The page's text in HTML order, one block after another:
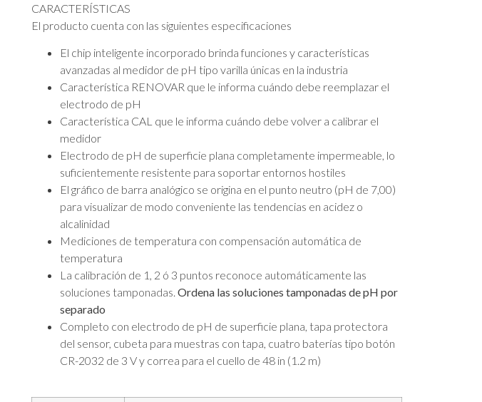
CARACTERÍSTICAS
El producto cuenta con las siguientes especificaciones
El chip inteligente incorporado brinda funciones y características
avanzadas al medidor de pH tipo varilla únicas en la industria
Característica RENOVAR que le informa cuándo debe reemplazar el
electrodo de pH
Característica CAL que le informa cuándo debe volver a calibrar el
medidor
Electrodo de pH de superficie plana completamente impermeable, lo
suficientemente resistente para soportar entornos hostiles
El gráfico de barra analógico se origina en el punto neutro (pH de 7,00)
para visualizar de modo conveniente las tendencias en acidez o
alcalinidad
Mediciones de temperatura con compensación automática de
temperatura
La calibración de 1, 2 ó 3 puntos reconoce automáticamente las
soluciones tamponadas. Ordena las soluciones tamponadas de pH por
separado
Completo con electrodo de pH de superficie plana, tapa protectora
del sensor, cubeta para muestras con tapa, cuatro baterías tipo botón
CR-2032 de 3 V y correa para el cuello de 48 in (1.2 m)